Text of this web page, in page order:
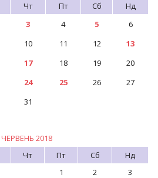
Чт Пт Сб
Нд
3 4 5
6
10 11 12
13
17 18 19
20
24 25 26
27
31
ЧЕРВЕНЬ 2018
Чт Пт Сб
Нд
1
2
3